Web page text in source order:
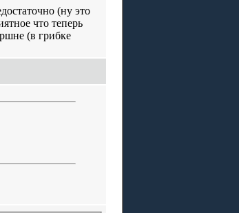
(ну это
что теперь
(в грибке